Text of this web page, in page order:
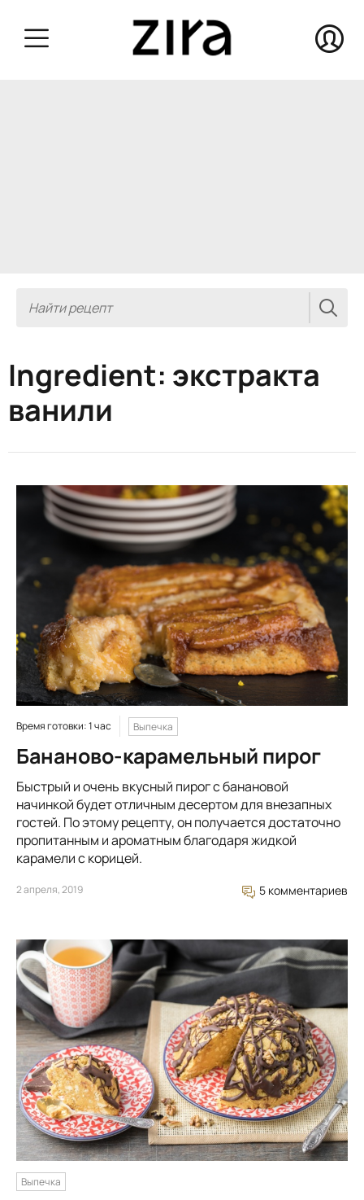
Ingredient: экстракта
ванили
Время готовки: 1 час Выпечка
Бананово-карамельный пирог
Быстрый и очень вкусный пирог с банановой
начинкой будет отличным десертом для внезапных
гостей. По этому рецепту, он получается достаточно
пропитанным и ароматным благодаря жидкой
карамели с корицей.
2 апреля, 2019 5 комментариев
Выпечка